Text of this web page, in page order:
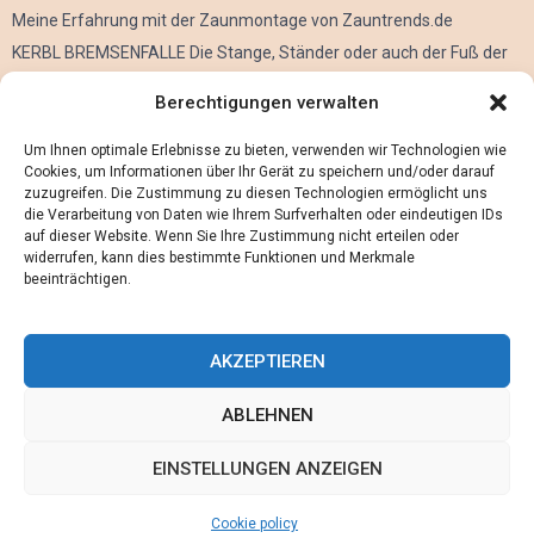
Berechtigungen verwalten
Um Ihnen optimale Erlebnisse zu bieten, verwenden wir Technologien wie
Cookies, um Informationen über Ihr Gerät zu speichern und/oder darauf
zuzugreifen. Die Zustimmung zu diesen Technologien ermöglicht uns
die Verarbeitung von Daten wie Ihrem Surfverhalten oder eindeutigen IDs
auf dieser Website. Wenn Sie Ihre Zustimmung nicht erteilen oder
widerrufen, kann dies bestimmte Funktionen und Merkmale
beeinträchtigen.
AKZEPTIEREN
ABLEHNEN
EINSTELLUNGEN ANZEIGEN
Cookie policy
Meine Erfahrung mit der Zaunmontage von Zauntrends.de
KERBL BREMSENFALLE Die Stange, Ständer oder auch der Fuß der
Alles über Metall Schleifen
Contact